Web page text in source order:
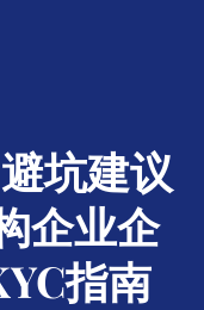
坑建议
企业企
指南